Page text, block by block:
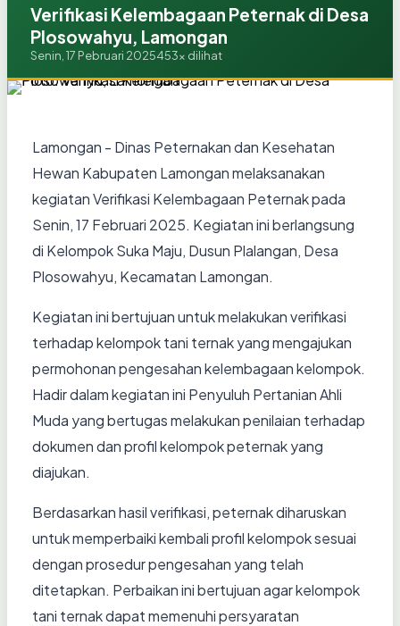
Verifikasi Kelembagaan Peternak di Desa
Plosowahyu, Lamongan
Senin, 17 Pebruari 2025453x dilihat
Lamongan - Dinas Peternakan dan Kesehatan
Hewan Kabupaten Lamongan melaksanakan
kegiatan Verifikasi Kelembagaan Peternak pada
Senin, 17 Februari 2025. Kegiatan ini berlangsung
di Kelompok Suka Maju, Dusun Plalangan, Desa
Plosowahyu, Kecamatan Lamongan.
Kegiatan ini bertujuan untuk melakukan verifikasi
terhadap kelompok tani ternak yang mengajukan
permohonan pengesahan kelembagaan kelompok.
Hadir dalam kegiatan ini Penyuluh Pertanian Ahli
Muda yang bertugas melakukan penilaian terhadap
dokumen dan profil kelompok peternak yang
diajukan.
Berdasarkan hasil verifikasi, peternak diharuskan
untuk memperbaiki kembali profil kelompok sesuai
dengan prosedur pengesahan yang telah
ditetapkan. Perbaikan ini bertujuan agar kelompok
tani ternak dapat memenuhi persyaratan